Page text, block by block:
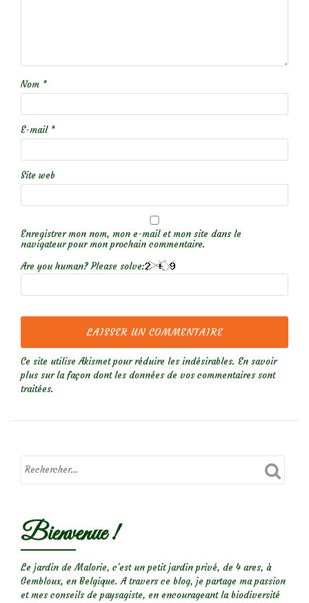
Nom *
E-mail *
Site web
Enregistrer mon nom, mon e-mail et mon site dans le
navigateur pour mon prochain commentaire.
Are you human? Please solve:
Ce site utilise Akismet pour réduire les indésirables. En savoir
plus sur la façon dont les données de vos commentaires sont
traitées.
Bienvenue !
Le jardin de Malorie, c'est un petit jardin privé, de 4 ares, à
Gembloux, en Belgique. A travers ce blog, je partage ma passion
et mes conseils de paysagiste, en encourageant la biodiversité